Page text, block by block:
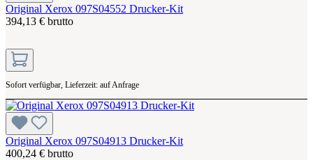
Original Xerox 097S04552 Drucker-Kit
394,13 € brutto
Sofort verfügbar, Lieferzeit: auf Anfrage
Original Xerox 097S04913 Drucker-Kit
400,24 € brutto